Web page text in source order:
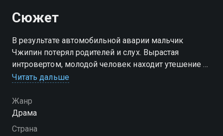
Сюжет
В результате автомобильной аварии мальчик
Чжипин потерял родителей и слух. Вырастая
интровертом, молодой человек находит утешение в
мире киберспорта. Его блестящие успехи
но и отчаянным желанием узнать, кто виновен в
смерти родителей. Несмотря на то, что
воспоминания смутные, Чжипин убеждён, что
Читать дальше
Жанр
Драма
Страна